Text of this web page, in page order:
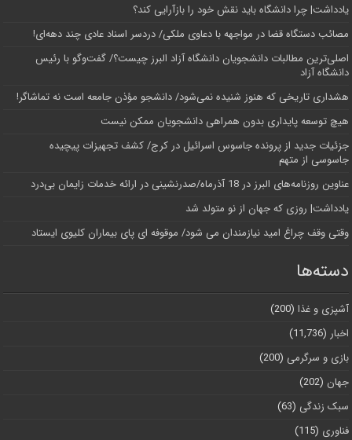
یادداشت| چرا دانشگاه باید نقش خود را بازآرایی کند؟
مصائب دستگاه قضا در مواجهه با دعاوی ملکی/ دردسر اسناد عادی چند‌ دهه‌ای!
اصلی‌ترین مطالبات دانشجویان دانشگاه آزاد البرز چیست؟/ گفت‌وگو با رئیس
دانشگاه آز‌اد
هشداری تاریخی که هنوز شنیده نمی‌شود/ دانشجو مؤذن جامعه است نه تماشاگر!
هیچ توسعه پایداری بدون همراهی دانشجویان ممکن نیست
جزئیات جدید از پرونده جاسوس اسرائیل در کرج/‌ کشف تجهیزات پیچیده
جاسوسی از متهم
عناوین روزنامه‌های البرز در ‌18 آذرماه/صدرنشینی در ارائه خدمات زایمان بی‌درد
یادداشت| روزی که جهان از نو متولد شد
وقتی وقف چراغ امید نیازمندان می شود/ موقوفه ای پای بیماران کلیوی ایستاد
دسته‌ها
آشپزی و غذا (200)
اخبار (11,736)
بازی و سرگرمی (200)
جهان (202)
سبک زندگی (63)
فناوری (115)